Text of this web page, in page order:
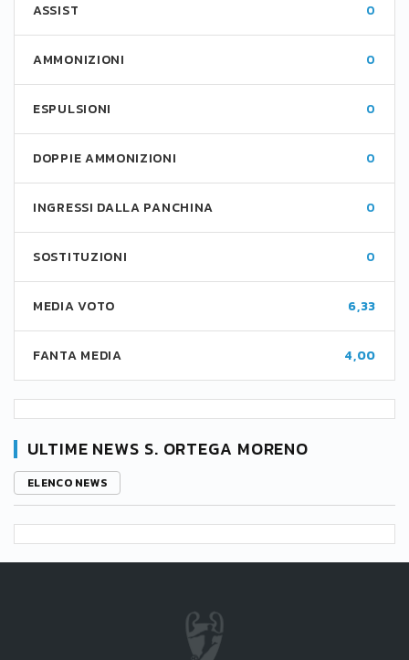
ASSIST 0
AMMONIZIONI 0
ESPULSIONI 0
DOPPIE AMMONIZIONI 0
INGRESSI DALLA PANCHINA 0
SOSTITUZIONI 0
MEDIA VOTO 6,33
FANTA MEDIA 4,00
ULTIME NEWS S. ORTEGA MORENO
ELENCO NEWS